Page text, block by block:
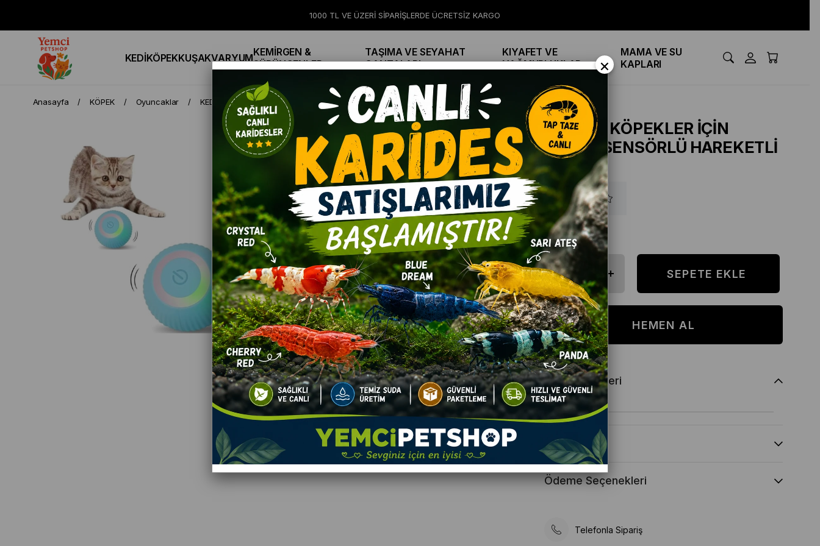
1000 TL VE ÜZERİ SİPARİŞLERDE ÜCRETSİZ KARGO
KEDİKÖPEKKUŞAKVARYUMKEMİRGEN &
SÜRÜNGENLER
TAŞIMA VE SEYAHAT
ÇANTALARI
KIYAFET VE
YAĞMURLUKLAR
MAMA VE SU
KAPLARI
Anasayfa KÖPEK Oyuncaklar KEDİ VE KÖPEKLER İÇİN ŞARZLI SENSÖRLÜ HAREKETLİ TOP
KEDİ VE KÖPEKLER İÇİN
ŞARZLI SENSÖRLÜ HAREKETLİ
TOP
₺350,00
Ürün Özellikleri
Yorumlar (0)
Ödeme Seçenekleri
Telefonla Sipariş
×